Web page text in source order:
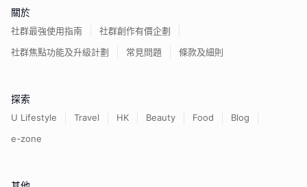
關於
社群最強使用指南
社群創作有價企劃
社群焦點功能及升級計劃
常見問題 條款及細則
探索
U Lifestyle Travel HK Beauty Food
Blog
e-zone